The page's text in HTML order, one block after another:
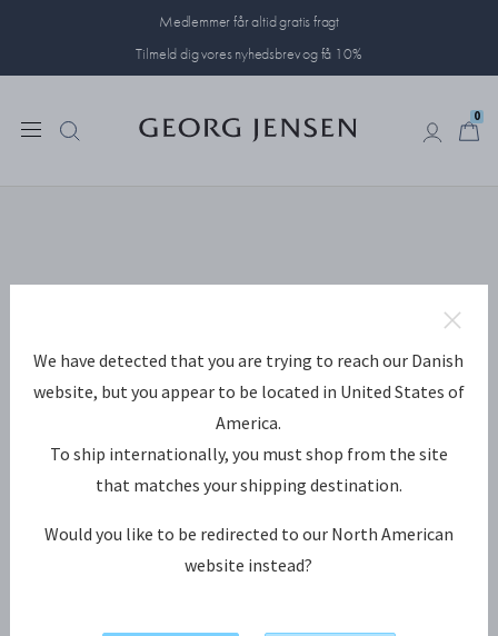
Medlemmer får altid gratis fragt
Tilmeld dig vores nyhedsbrev og få 10%
0
NEW YORK KOLLEKTION
We have detected that you are trying to reach our Danish
website, but you appear to be located in United States of
America.
To ship internationally, you must shop from the site
that matches your shipping destination.
Would you like to be redirected to our North American
website instead?